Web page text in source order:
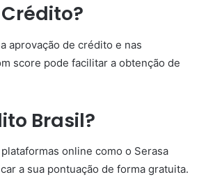
aprovação de crédito e nas
score pode facilitar a obtenção de
Brasil?
online como o Serasa
a sua pontuação de forma gratuita.